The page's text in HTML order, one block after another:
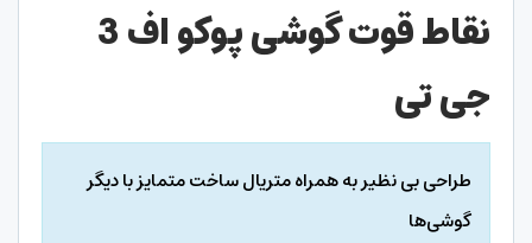
نقاط قوت گوشی پوکو اف 3
جی تی
طراحی بی نظیر به همراه متریال ساخت متمایز با دیگر
گوشی‌ها